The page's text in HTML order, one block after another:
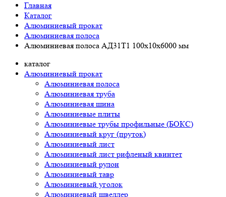
Главная
Каталог
Алюминиевый прокат
Алюминиевая полоса
Алюминиевая полоса АД31Т1 100х10х6000 мм
каталог
Алюминиевый прокат
Алюминиевая полоса
Алюминиевая труба
Алюминиевая шина
Алюминиевые плиты
Алюминиевые трубы профильные (БОКС)
Алюминиевый круг (пруток)
Алюминиевый лист
Алюминиевый лист рифленый квинтет
Алюминиевый рулон
Алюминиевый тавр
Алюминиевый уголок
Алюминиевый швеллер